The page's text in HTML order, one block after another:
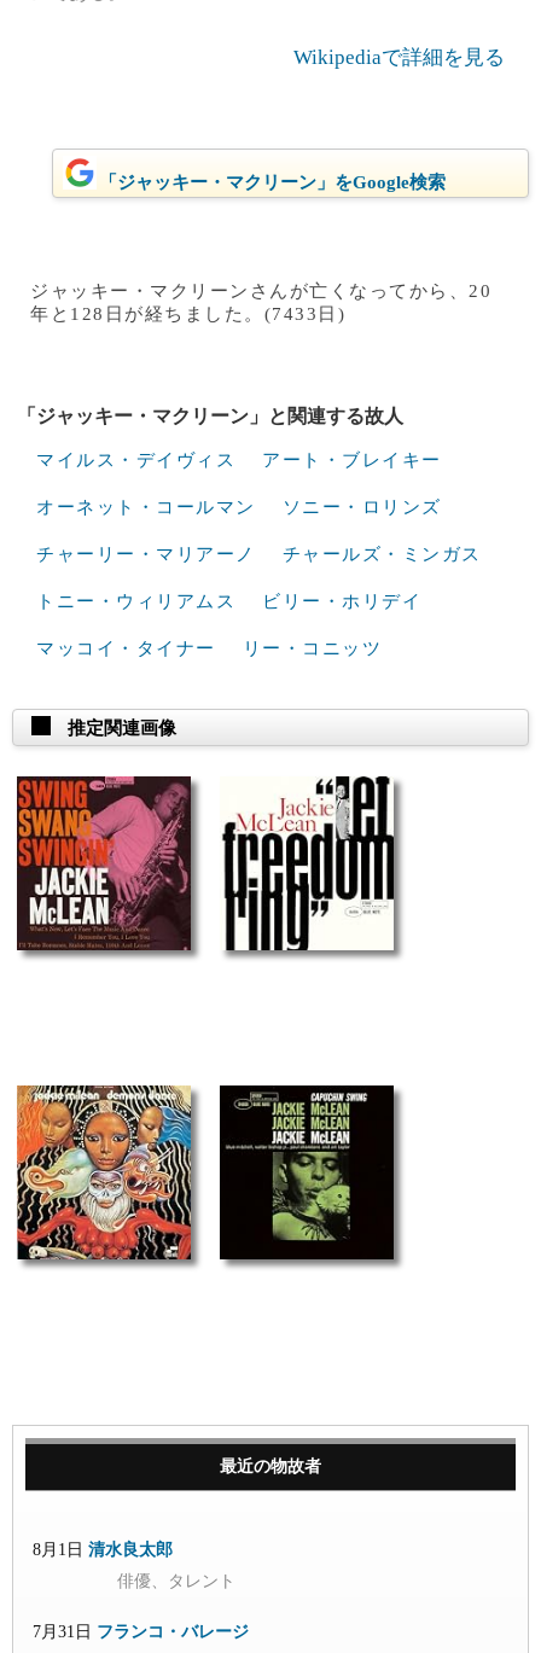
Wikipediaで詳細を見る
「ジャッキー・マクリーン」をGoogle検索
ジャッキー・マクリーンさんが亡くなってから、20
年と128日が経ちました。(7433日)
「ジャッキー・マクリーン」と関連する故人
マイルス・デイヴィス アート・ブレイキー
オーネット・コールマン ソニー・ロリンズ
チャーリー・マリアーノ チャールズ・ミンガス
トニー・ウィリアムス ビリー・ホリデイ
マッコイ・タイナー リー・コニッツ
推定関連画像
最近の物故者
8月1日 清水良太郎
俳優、タレント
7月31日 フランコ・バレージ